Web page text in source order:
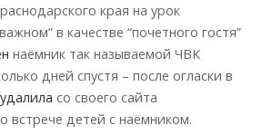
края на урок
в качестве “почетного гостя”
наёмник так называемой ЧВК
дней спустя – после огласки в
удалила со своего сайта
детей с наёмником.